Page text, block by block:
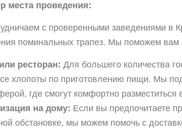
места проведения:
с проверенными заведениями в
поминальных трапез. Мы поможем вам
ресторан: Для большего количества
хлопоты по приготовлению пищи. Мы
где смогут комфортно разместиться
на дому: Если вы предпочитаете
обстановке, мы можем помочь с